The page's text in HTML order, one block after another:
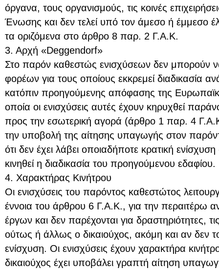
όργανα, τους οργανισμούς, τις κοινές
Ένωσης και δεν τελεί υπό τον άμεσο ή έμμεσο
τα οριζόμενα στο άρθρο 8 παρ. 2 Γ.Α.Κ.
3. Αρχή «Deggendorf»
Στο παρόν καθεστώς ενισχύσεων δεν μπορούν
φορέων για τους οποίους εκκρεμεί διαδικασία
κατόπιν προηγούμενης απόφασης της
οποία οι ενισχύσεις αυτές έχουν κηρυχθεί
προς την εσωτερική αγορά (άρθρο 1 παρ. 4
την υποβολή της αίτησης υπαγωγής στον
ότι δεν έχει λάβει οποιαδήποτε κρατική
κινηθεί η διαδικασία του προηγούμενου εδαφίου.
4. Χαρακτήρας Κινήτρου
Οι ενισχύσεις του παρόντος καθεστώτος
έννοια του άρθρου 6 Γ.Α.Κ., για την περαιτέρω
έργων και δεν παρέχονται για δραστηριότητες,
ούτως ή άλλως ο δικαιούχος, ακόμη και αν δεν
ενίσχυση. Οι ενισχύσεις έχουν χαρακτήρα
δικαιούχος έχει υποβάλει γραπτή αίτηση